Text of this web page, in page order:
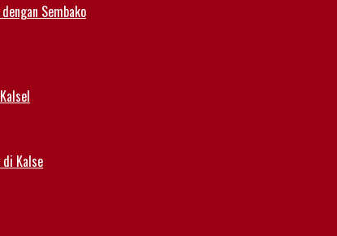
Sembako
di Kalse